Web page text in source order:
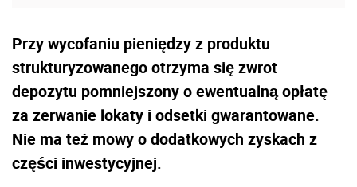
Przy wycofaniu pieniędzy z produktu
strukturyzowanego otrzyma się zwrot
depozytu pomniejszony o ewentualną opłatę
za zerwanie lokaty i odsetki gwarantowane.
Nie ma też mowy o dodatkowych zyskach z
części inwestycyjnej.